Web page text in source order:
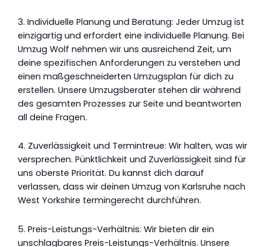
3. Individuelle Planung und Beratung: Jeder Umzug ist
einzigartig und erfordert eine individuelle Planung. Bei
Umzug Wolf nehmen wir uns ausreichend Zeit, um
deine spezifischen Anforderungen zu verstehen und
einen maßgeschneiderten Umzugsplan für dich zu
erstellen. Unsere Umzugsberater stehen dir während
des gesamten Prozesses zur Seite und beantworten
all deine Fragen.
4. Zuverlässigkeit und Termintreue: Wir halten, was wir
versprechen. Pünktlichkeit und Zuverlässigkeit sind für
uns oberste Priorität. Du kannst dich darauf
verlassen, dass wir deinen Umzug von Karlsruhe nach
West Yorkshire termingerecht durchführen.
5. Preis-Leistungs-Verhältnis: Wir bieten dir ein
unschlagbares Preis-Leistungs-Verhältnis. Unsere